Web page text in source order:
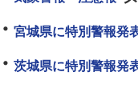
宮城県に特別警報発
茨城県に特別警報発